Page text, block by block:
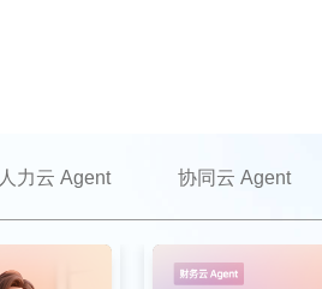
人力云 Agent 协同云 Agent